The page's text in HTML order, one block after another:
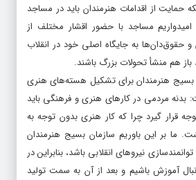
حمایت از اقدامات هنرمندان باید در مساجد
مساجد با حضور اقشار مختلف از
و حقوق‌دان‌ها به جایگاه اصلی خود در انقلاب
باز هم منشأ تحولات بزرگ باشند.
هنرمندان برای تشکیل هسته‌های هنری
بدنه مردمی در کارهای هنری و فرهنگی باید
قرار گیرد چرا که کار هنری بدون توجه به
ما بر این باوریم سازمان بسیج هنرمندان
نیروهای انقلابی باشد، بنابراین در
آموزش باشیم و بعد از آن به سمت تولید